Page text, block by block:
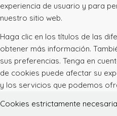
experiencia de usuario y para
nuestro sitio web.
Haga clic en los títulos de las
obtener más información.
sus preferencias. Tenga en
de cookies puede afectar su
y los servicios que podemos
Cookies estrictamente